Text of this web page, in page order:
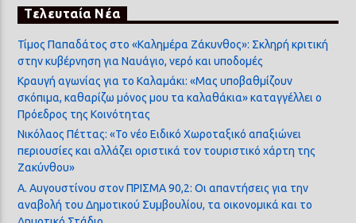
Τελευταία Νέα
Τίμος Παπαδάτος στο «Καλημέρα Ζάκυνθος»: Σκληρή κριτική
στην κυβέρνηση για Ναυάγιο, νερό και υποδομές
Κραυγή αγωνίας για το Καλαμάκι: «Μας υποβαθμίζουν
σκόπιμα, καθαρίζω μόνος μου τα καλαθάκια» καταγγέλλει ο
Πρόεδρος της Κοινότητας
Νικόλαος Πέττας: «Το νέο Ειδικό Χωροταξικό απαξιώνει
περιουσίες και αλλάζει οριστικά τον τουριστικό χάρτη της
Ζακύνθου»
Α. Αυγουστίνου στον ΠΡΙΣΜΑ 90,2: Οι απαντήσεις για την
αναβολή του Δημοτικού Συμβουλίου, τα οικονομικά και το